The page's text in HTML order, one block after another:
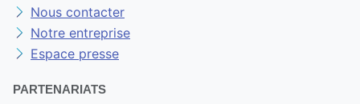
Nous contacter
Notre entreprise
Espace presse
PARTENARIATS